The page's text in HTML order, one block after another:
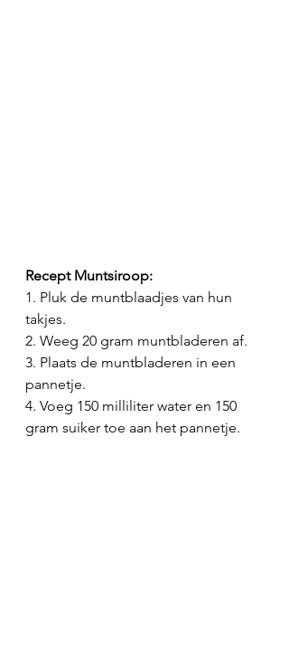
Recept Muntsiroop:
1. Pluk de muntblaadjes van hun
takjes.
2. Weeg 20 gram muntbladeren af.
3. Plaats de muntbladeren in een
pannetje.
4. Voeg 150 milliliter water en 150
gram suiker toe aan het pannetje.